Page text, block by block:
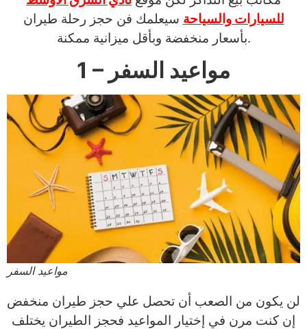
للسيارات والسياحة سيعلمك فن حجز رحلة طيران
بأسعار منخفضة وبأقل ميزانية ممكنة.
1 – مواعيد السفر
مواعيد السفر
لن يكون من الصعب أن تحصل علي حجز طيران منخفض
إن كنت مرن في إختيار المواعيد فحجز الطيران يختلف